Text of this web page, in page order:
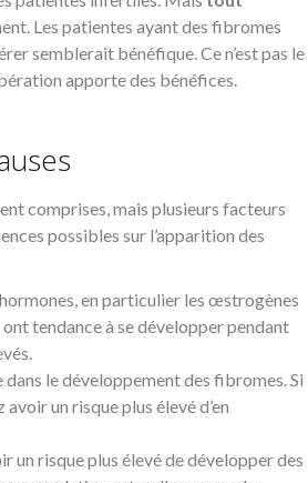
Les patientes ayant des fibromes
semblerait bénéfique. Ce n’est pas le
apporte des bénéfices.
comprises, mais plusieurs facteurs
possibles sur l’apparition des
en particulier les œstrogènes
tendance à se développer pendant
le développement des fibromes. Si
un risque plus élevé d’en
un risque plus élevé de développer des